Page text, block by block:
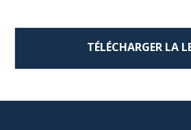
TÉLÉCHARGER LA